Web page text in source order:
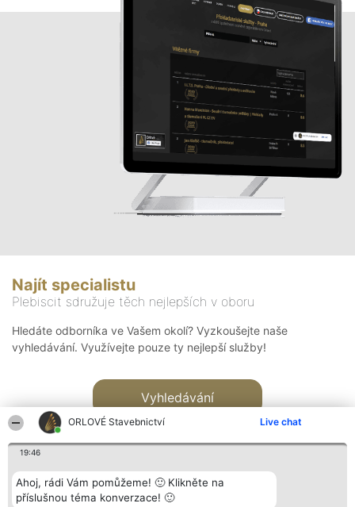
ORLOVÉ Stavebnictví Live chat
19:46
Ahoj, rádi Vám pomůžeme! 🙂 Klikněte na
příslušnou téma konverzace! 🙂
Najít specialistu
Plebiscit sdružuje těch nejlepších v oboru
Hledáte odborníka ve Vašem okolí? Vyzkoušejte naše
vyhledávání. Využívejte pouze ty nejlepší služby!
Vyhledávání